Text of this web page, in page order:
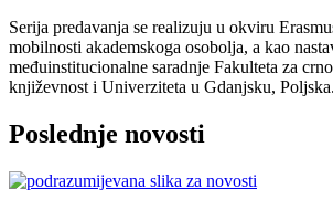
Serija predavanja se realizuju u okviru
mobilnosti akademskoga osobolja, a kao
međuinstitucionalne saradnje Fakulteta za
književnost i Univerziteta u Gdanjsku, Poljska.
Poslednje novosti